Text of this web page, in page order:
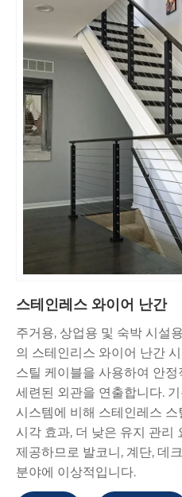
스테인레스 와이어 난간
주거용, 상업용 및 숙박 시설
의 스테인리스 와이어 난간
스틸 케이블을 사용하여 안
세련된 외관을 연출합니다.
시스템에 비해 스테인레스
시각 효과, 더 낮은 유지 관리
제공하므로 발코니, 계단, 데
분야에 이상적입니다.